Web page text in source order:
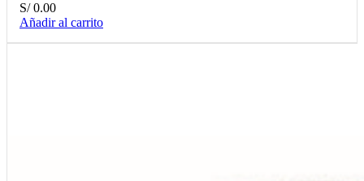
S/0.00
Añadir al carrito